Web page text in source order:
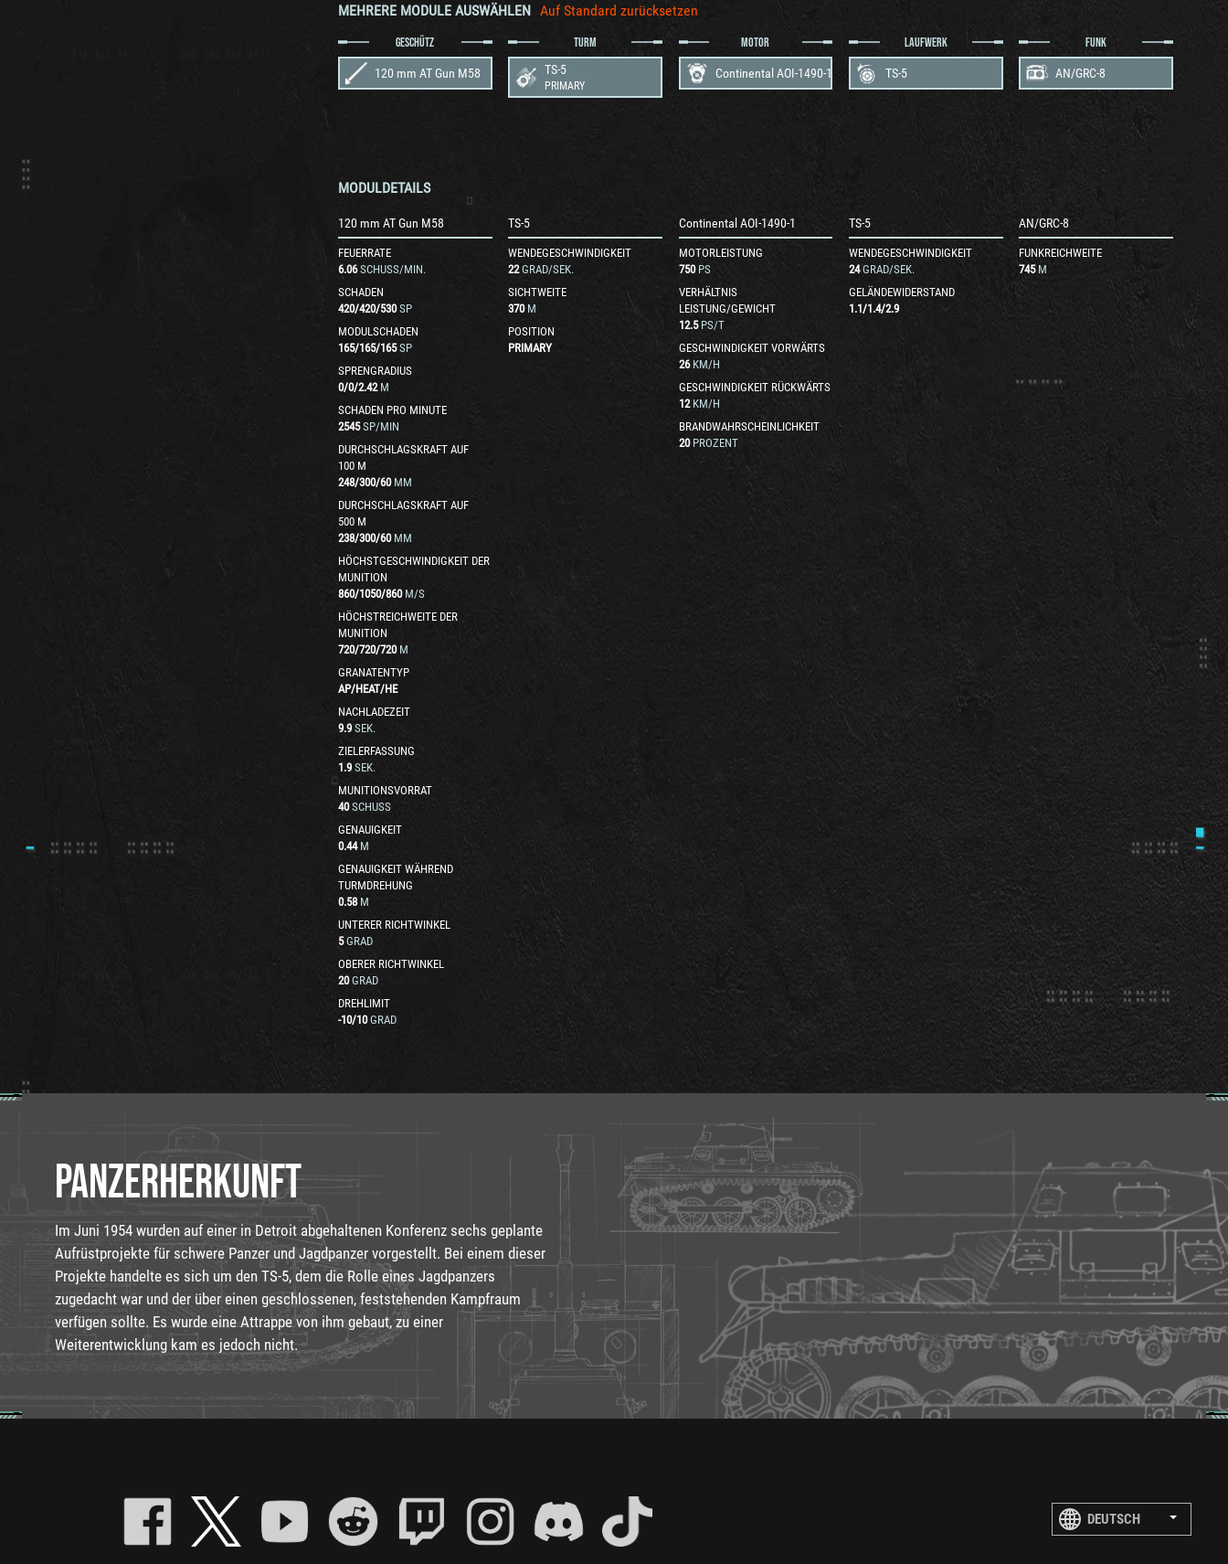
MEHRERE MODULE AUSWÄHLEN Auf Standard zurücksetzen
GESCHÜTZ
120 mm AT Gun M58
TURM
TS-5
PRIMARY
MOTOR
Continental AOI-1490-1
LAUFWERK
TS-5
FUNK
AN/GRC-8
MODULDETAILS
120 mm AT Gun M58
FEUERRATE
6.06 SCHUSS/MIN.
SCHADEN
420/420/530 SP
MODULSCHADEN
165/165/165 SP
SPRENGRADIUS
0/0/2.42 M
SCHADEN PRO MINUTE
2545 SP/MIN
DURCHSCHLAGSKRAFT AUF
100 M
248/300/60 MM
DURCHSCHLAGSKRAFT AUF
500 M
238/300/60 MM
HÖCHSTGESCHWINDIGKEIT DER
MUNITION
860/1050/860 M/S
HÖCHSTREICHWEITE DER
MUNITION
720/720/720 M
GRANATENTYP
AP/HEAT/HE
NACHLADEZEIT
9.9 SEK.
ZIELERFASSUNG
1.9 SEK.
MUNITIONSVORRAT
40 SCHUSS
GENAUIGKEIT
0.44 M
GENAUIGKEIT WÄHREND
TURMDREHUNG
0.58 M
UNTERER RICHTWINKEL
5 GRAD
OBERER RICHTWINKEL
20 GRAD
DREHLIMIT
-10/10 GRAD
TS-5
WENDEGESCHWINDIGKEIT
22 GRAD/SEK.
SICHTWEITE
370 M
POSITION
PRIMARY
Continental AOI-1490-1
MOTORLEISTUNG
750 PS
VERHÄLTNIS
LEISTUNG/GEWICHT
12.5 PS/T
GESCHWINDIGKEIT VORWÄRTS
26 KM/H
GESCHWINDIGKEIT RÜCKWÄRTS
12 KM/H
BRANDWAHRSCHEINLICHKEIT
20 PROZENT
TS-5
WENDEGESCHWINDIGKEIT
24 GRAD/SEK.
GELÄNDEWIDERSTAND
1.1/1.4/2.9
AN/GRC-8
FUNKREICHWEITE
745 M
PANZERHERKUNFT
Im Juni 1954 wurden auf einer in Detroit abgehaltenen Konferenz sechs geplante
Aufrüstprojekte für schwere Panzer und Jagdpanzer vorgestellt. Bei einem dieser
Projekte handelte es sich um den TS-5, dem die Rolle eines Jagdpanzers
zugedacht war und der über einen geschlossenen, feststehenden Kampfraum
verfügen sollte. Es wurde eine Attrappe von ihm gebaut, zu einer
Weiterentwicklung kam es jedoch nicht.